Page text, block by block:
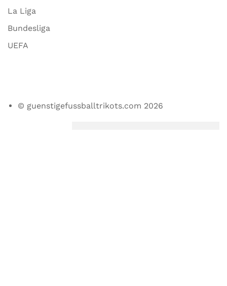
La Liga
Bundesliga
UEFA
© guenstigefussballtrikots.com 2026